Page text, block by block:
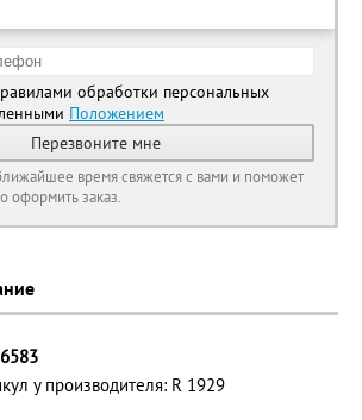
обработки персональных
Положением
Перезвоните мне
время свяжется с вами и поможет
оформить заказ.
у производителя: R 1929